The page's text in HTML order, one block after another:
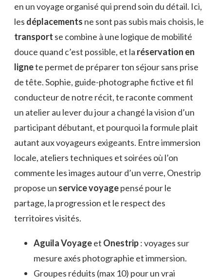
en un voyage organisé qui prend soin du détail. Ici,
les déplacements ne sont pas subis mais choisis, le
transport se combine à une logique de mobilité
douce quand c’est possible, et la réservation en
lignete permet de préparer ton séjour sans prise
de tête. Sophie, guide-photographe fictive et fil
conducteur de notre récit, te raconte comment
un atelier au lever du jour a changé la vision d’un
participant débutant, et pourquoi la formule plait
autant aux voyageurs exigeants. Entre immersion
locale, ateliers techniques et soirées où l’on
commente les images autour d’un verre, Onestrip
propose un service voyagepensé pour le
partage, la progression et le respect des
territoires visités.
Aguila Voyageet Onestrip: voyages sur
mesure axés photographie et immersion.
Groupes réduits (max 10) pour un vrai